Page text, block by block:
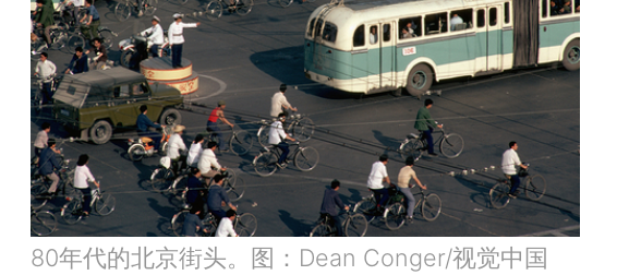
80年代的北京街头。图：Dean Conger/视觉中国